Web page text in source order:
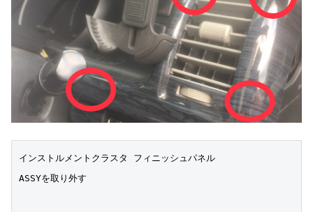
インストルメントクラスタ フィニッシュパネル
ASSYを取り外す